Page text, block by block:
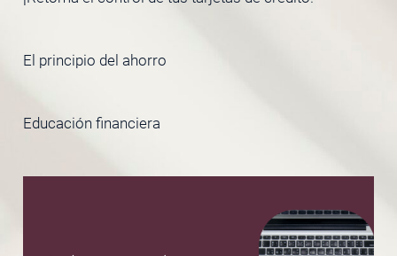
El principio del ahorro
Educación financiera